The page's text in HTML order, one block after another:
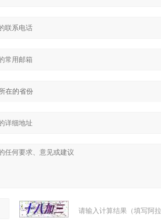
请输入计算结果（填写阿